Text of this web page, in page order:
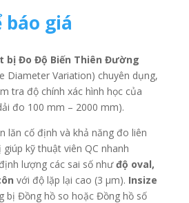
báo giá
bị Đo Độ Biến Thiên Đường
Diameter Variation) chuyên dụng,
tra độ chính xác hình học của
đo 100 mm – 2000 mm).
lăn cố định và khả năng đo liên
kỹ thuật viên QC nhanh
lượng các sai số nhưđộ oval,
với độ lặp lại cao (3 µm). Insize
bị Đồng hồ so hoặc Đồng hồ số